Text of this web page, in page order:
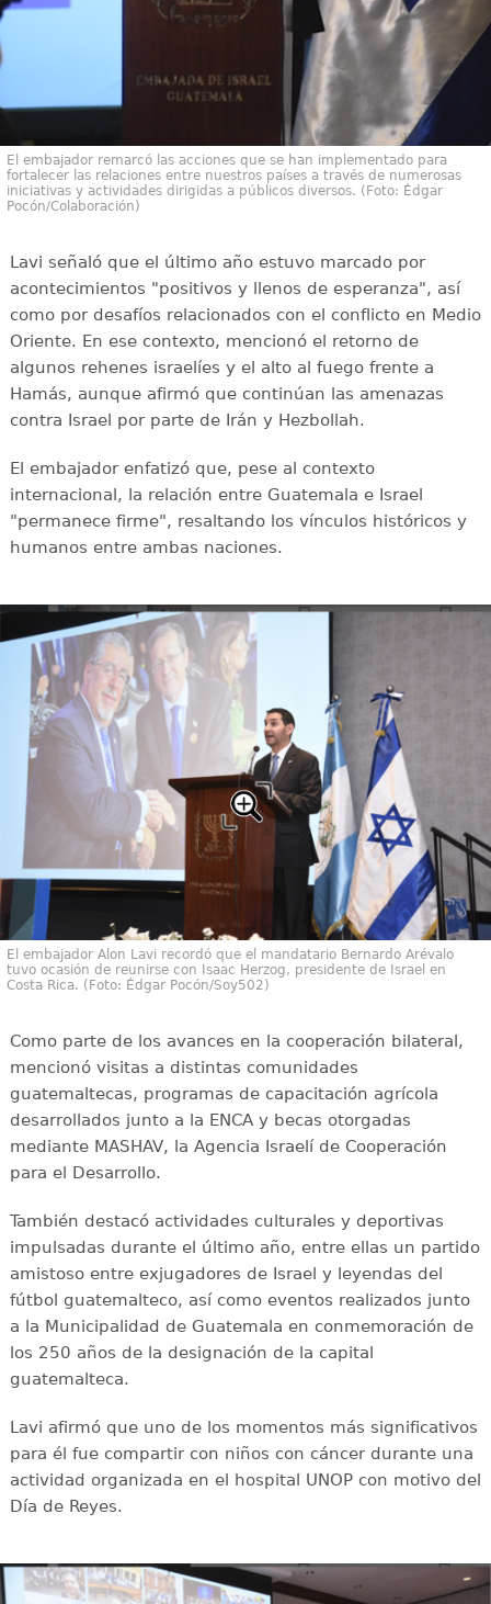
El embajador remarcó las acciones que se han implementado para
fortalecer las relaciones entre nuestros países a través de numerosas
iniciativas y actividades dirigidas a públicos diversos. (Foto: Édgar
Pocón/Colaboración)
Lavi señaló que el último año estuvo marcado por
acontecimientos "positivos y llenos de esperanza", así
como por desafíos relacionados con el conflicto en Medio
Oriente. En ese contexto, mencionó el retorno de
algunos rehenes israelíes y el alto al fuego frente a
Hamás, aunque afirmó que continúan las amenazas
contra Israel por parte de Irán y Hezbollah.
El embajador enfatizó que, pese al contexto
internacional, la relación entre Guatemala e Israel
"permanece firme", resaltando los vínculos históricos y
humanos entre ambas naciones.
El embajador Alon Lavi recordó que el mandatario Bernardo Arévalo
tuvo ocasión de reunirse con Isaac Herzog, presidente de Israel en
Costa Rica. (Foto: Édgar Pocón/Soy502)
Como parte de los avances en la cooperación bilateral,
mencionó visitas a distintas comunidades
guatemaltecas, programas de capacitación agrícola
desarrollados junto a la ENCA y becas otorgadas
mediante MASHAV, la Agencia Israelí de Cooperación
para el Desarrollo.
También destacó actividades culturales y deportivas
impulsadas durante el último año, entre ellas un partido
amistoso entre exjugadores de Israel y leyendas del
fútbol guatemalteco, así como eventos realizados junto
a la Municipalidad de Guatemala en conmemoración de
los 250 años de la designación de la capital
guatemalteca.
Lavi afirmó que uno de los momentos más significativos
para él fue compartir con niños con cáncer durante una
actividad organizada en el hospital UNOP con motivo del
Día de Reyes.